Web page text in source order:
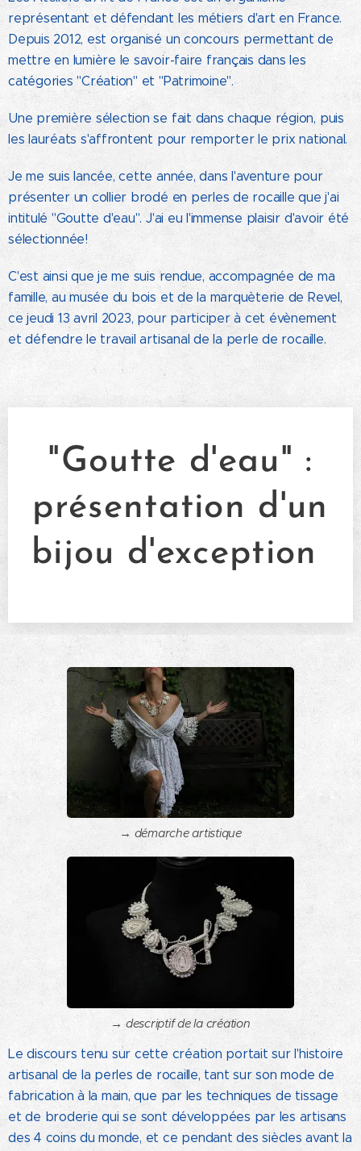
représentant et défendant les métiers d'art en France.
Depuis 2012, est organisé un concours permettant de
mettre en lumière le savoir-faire français dans les
catégories "Création" et "Patrimoine".
Une première sélection se fait dans chaque région, puis
les lauréats s'affrontent pour remporter le prix national.
Je me suis lancée, cette année, dans l'aventure pour
présenter un collier brodé en perles de rocaille que j'ai
intitulé "Goutte d'eau". J'ai eu l'immense plaisir d'avoir été
sélectionnée!
C'est ainsi que je me suis rendue, accompagnée de ma
famille, au musée du bois et de la marquèterie de Revel,
ce jeudi 13 avril 2023, pour participer à cet évènement
et défendre le travail artisanal de la perle de rocaille.
"Goutte d'eau" :
présentation d'un
bijou d'exception
→ démarche artistique
→ descriptif de la création
Le discours tenu sur cette création portait sur l'histoire
artisanal de la perles de rocaille, tant sur son mode de
fabrication à la main, que par les techniques de tissage
et de broderie qui se sont développées par les artisans
des 4 coins du monde, et ce pendant des siècles avant la